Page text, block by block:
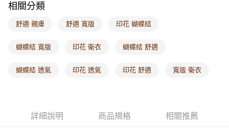
付款後門市自取
每筆NT$60，滿NT$1,000(含以上)免運費
相關分類
舒適 親膚 舒適 寬版 印花 蝴蝶結
蝴蝶結 寬版 印花 衛衣 蝴蝶結 舒適
蝴蝶結 透氣 印花 透氣 印花 舒適 寬版 衛衣
詳細說明 商品規格 相關推薦